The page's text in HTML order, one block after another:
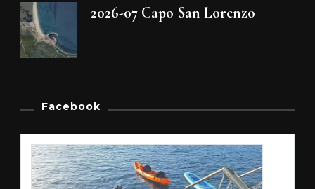
2026-07 Capo San Lorenzo
Facebook